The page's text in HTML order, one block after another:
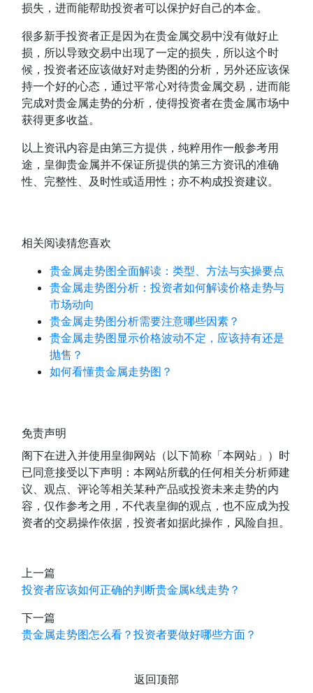
损失，进而能帮助投资者可以保护好自己的本金。
很多新手投资者正是因为在贵金属交易中没有做好止
损，所以导致交易中出现了一定的损失，所以这个时
候，投资者还应该做好对走势图的分析，另外还应该保
持一个好的心态，通过平常心对待贵金属交易，进而能
完成对贵金属走势的分析，使得投资者在贵金属市场中
获得更多收益。
以上资讯内容是由第三方提供，纯粹用作一般参考用
途，皇御贵金属并不保证所提供的第三方资讯的准确
性、完整性、及时性或适用性；亦不构成投资建议。
相关阅读猜您喜欢
贵金属走势图全面解读：类型、方法与实操要点
贵金属走势图分析：投资者如何解读价格走势与
市场动向
贵金属走势图分析需要注意哪些因素？
贵金属走势图显示价格波动不定，应该持有还是
抛售？
如何看懂贵金属走势图？
免责声明
阁下在进入并使用皇御网站（以下简称「本网站」）时
已同意接受以下声明：本网站所载的任何相关分析师建
议、观点、评论等相关某种产品或投资未来走势的内
容，仅作参考之用，不代表皇御的观点，也不应成为投
资者的交易操作依据，投资者如据此操作，风险自担。
上一篇
投资者应该如何正确的判断贵金属k线走势？
下一篇
贵金属走势图怎么看？投资者要做好哪些方面？
返回顶部